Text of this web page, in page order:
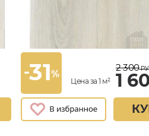
-31%
Цена за 1 м²
2 300
1